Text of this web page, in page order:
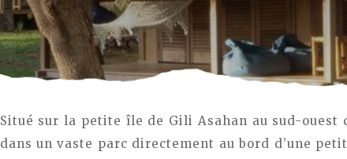
Situé sur la petite île de Gili Asahan au sud-
dans un vaste parc directement au bord d’une